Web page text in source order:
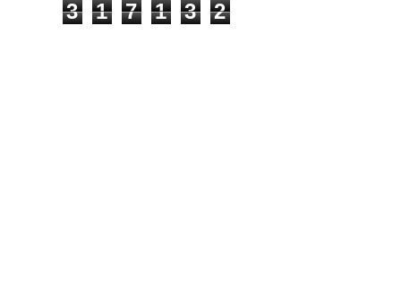
3 1 7 1 3 2